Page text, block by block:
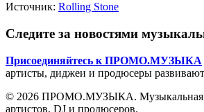
Источник: Rolling Stone
Следите за новостями
Присоединяйтесь к ПРОМО.МУЗЫКА
артисты, диджеи и продюсеры развивают
© 2026 ПРОМО.МУЗЫКА. Музыкальная
артистов, DJ и продюсеров.